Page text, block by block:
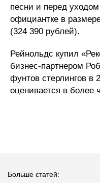
песни и перед
официантке в
(324 390 рублей).
Рейнольдс купил
бизнес-партнером
фунтов стерлингов в
оценивается в более
Больше статей: